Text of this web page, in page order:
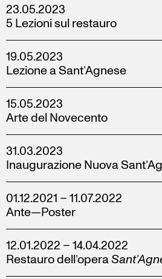
23.05.2023
5 Lezioni sul restauro
19.05.2023
Lezione a Sant’Agnese
15.05.2023
Arte del Novecento
31.03.2023
Inaugurazione Nuova
01.12.2021 – 11.07.2022
Ante—Poster
12.01.2022 – 14.04.2022
Restauro dell’opera